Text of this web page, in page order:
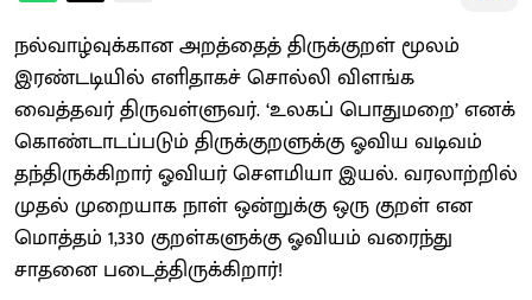
நல்வாழ்வுக்கான அறத்தைத் திருக்குறள் மூலம்
இரண்டடியில் எளிதாகச் சொல்லி விளங்க
வைத்தவர் திருவள்ளுவர். ‘உலகப் பொதுமறை’ எனக்
கொண்டாடப்படும் திருக்குறளுக்கு ஓவிய வடிவம்
தந்திருக்கிறார் ஓவியர் செளமியா இயல். வரலாற்றில்
முதல் முறையாக நாள் ஒன்றுக்கு ஒரு குறள் என
மொத்தம் 1,330 குறள்களுக்கு ஓவியம் வரைந்து
சாதனை படைத்திருக்கிறார்!